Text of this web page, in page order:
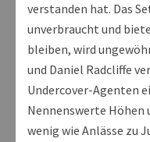
verstanden hat. Das
unverbraucht und
bleiben, wird
und Daniel Radcliffe
Undercover-Agenten
Nennenswerte Höhen
wenig wie Anlässe zu